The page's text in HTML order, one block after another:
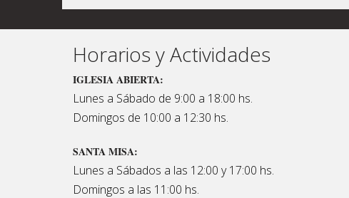
Horarios y Actividades
IGLESIA ABIERTA:
Lunes a Sábado de 9:00 a 18:00 hs.
Domingos de 10:00 a 12:30 hs.
SANTA MISA:
Lunes a Sábados a las 12:00 y 17:00 hs.
Domingos a las 11:00 hs.